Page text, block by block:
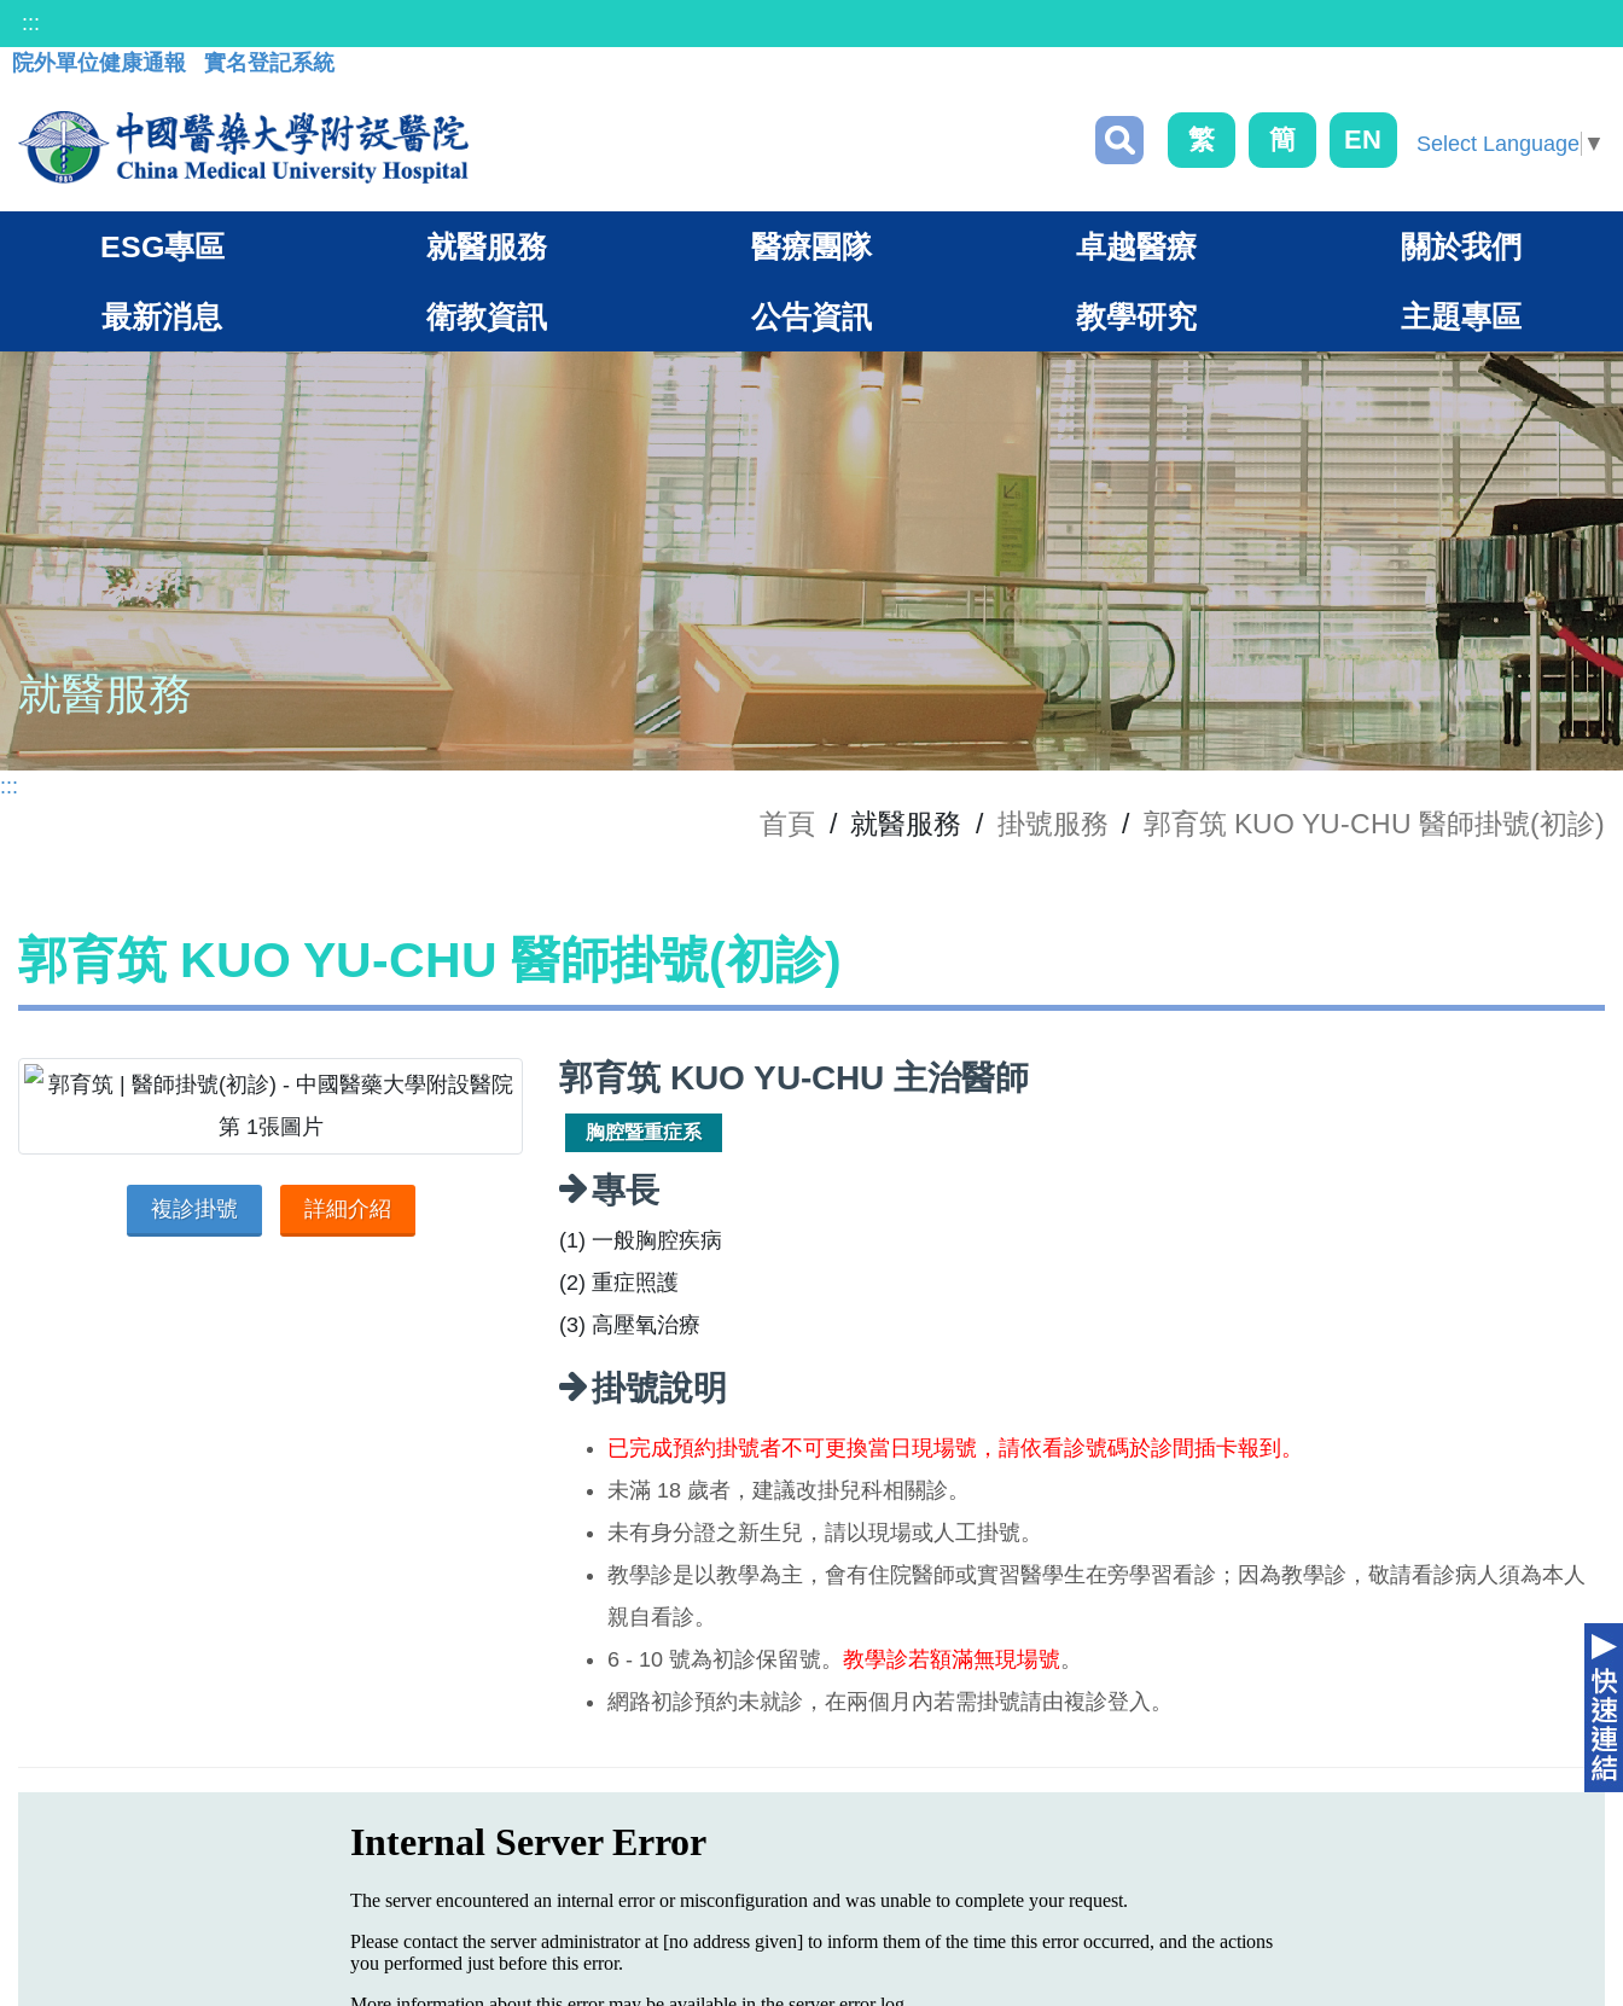
:::
院外單位健康通報
實名登記系統
繁 簡 EN Select Language ▼
ESG專區 就醫服務 醫療團隊 卓越醫療 關於我們
最新消息 衛教資訊 公告資訊 教學研究 主題專區
就醫服務
:::
首頁 / 就醫服務 / 掛號服務 / 郭育筑 KUO YU-CHU 醫師掛號(初診)
郭育筑 KUO YU-CHU 醫師掛號(初診)
複診掛號 詳細介紹
郭育筑 KUO YU-CHU 主治醫師
胸腔暨重症系
專長
(1) 一般胸腔疾病
(2) 重症照護
(3) 高壓氧治療
掛號說明
已完成預約掛號者不可更換當日現場號，請依看診號碼於診間插卡報到。
未滿 18 歲者，建議改掛兒科相關診。
未有身分證之新生兒，請以現場或人工掛號。
教學診是以教學為主，會有住院醫師或實習醫學生在旁學習看診；因為教學診，敬請看診病人須為本人
親自看診。
6 - 10 號為初診保留號。 教學診若額滿無現場號。
網路初診預約未就診，在兩個月內若需掛號請由複診登入。